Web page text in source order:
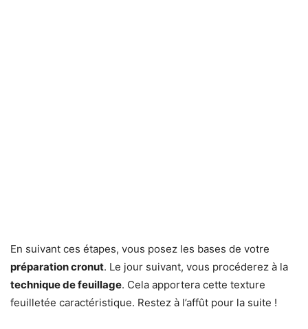
En suivant ces étapes, vous posez les bases de votre
préparation cronut. Le jour suivant, vous procéderez à la
technique de feuillage. Cela apportera cette texture
feuilletée caractéristique. Restez à l’affût pour la suite !